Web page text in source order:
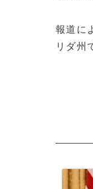
報道に
リダ州